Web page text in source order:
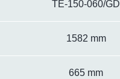
TE-150-060/GD
1582 mm
665 mm